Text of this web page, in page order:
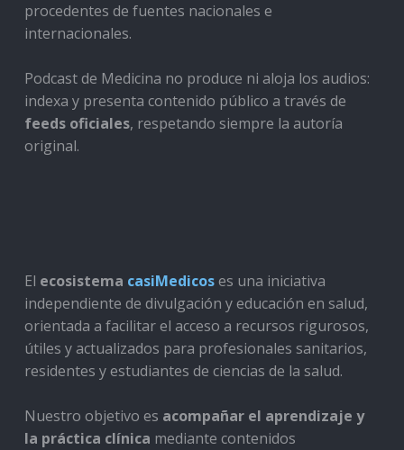
procedentes de fuentes nacionales e
internacionales.
Podcast de Medicina no produce ni aloja los audios:
indexa y presenta contenido público a través de
feeds oficiales, respetando siempre la autoría
original.
El ecosistema casiMedicoses una iniciativa
independiente de divulgación y educación en salud,
orientada a facilitar el acceso a recursos rigurosos,
útiles y actualizados para profesionales sanitarios,
residentes y estudiantes de ciencias de la salud.
Nuestro objetivo es acompañar el aprendizaje y
la práctica clínica mediante contenidos